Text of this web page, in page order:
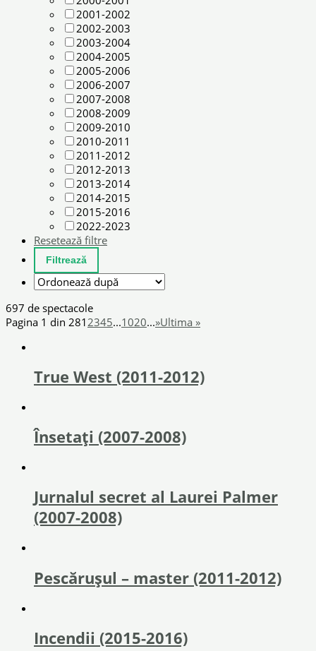
2001-2002
2002-2003
2003-2004
2004-2005
2005-2006
2006-2007
2007-2008
2008-2009
2009-2010
2010-2011
2011-2012
2012-2013
2013-2014
2014-2015
2015-2016
2022-2023
Resetează filtre
697 de spectacole
Pagina 1 din 281 2345...1020...»Ultima »
True West (2011-2012)
Însetați (2007-2008)
Jurnalul secret al Laurei Palmer
(2007-2008)
Pescărușul – master (2011-2012)
Incendii (2015-2016)